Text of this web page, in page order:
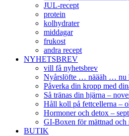
JUL-recept
protein
kolhydrater
middagar
frukost
andra recept
NYHETSBREV
vill få nyhetsbrev
Nyårslöfte … näääh … nu
Påverka din kropp med
Så tränas din hjärna –
Håll koll på fettcellerna –
Hormoner och detox –
GI-Boxen för mättnad och
BUTIK